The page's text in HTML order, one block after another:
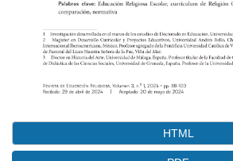
HTML